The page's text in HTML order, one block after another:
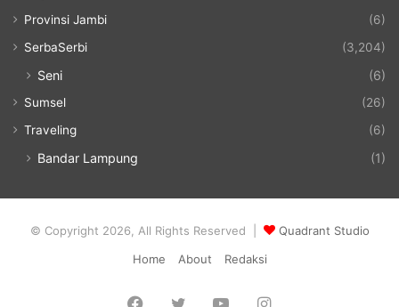
Provinsi Jambi
(6)
SerbaSerbi
(3,204)
Seni (6)
Sumsel
(26)
Traveling
(6)
Bandar Lampung (1)
© Copyright 2026, All Rights Reserved |
Quadrant Studio
Home
About Redaksi
Facebook
Twitter YouTubeInstagram